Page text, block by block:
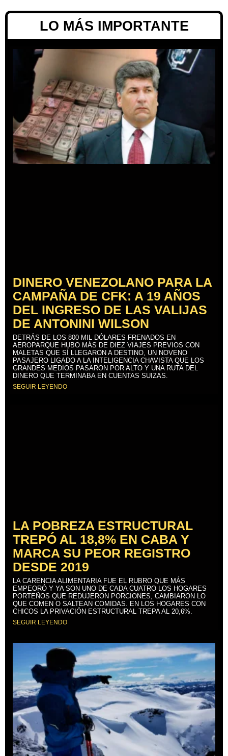
LO MÁS IMPORTANTE
DINERO VENEZOLANO PARA LA
CAMPAÑA DE CFK: A 19 AÑOS
DEL INGRESO DE LAS VALIJAS
DE ANTONINI WILSON
DETRÁS DE LOS 800 MIL DÓLARES FRENADOS EN
AEROPARQUE HUBO MÁS DE DIEZ VIAJES PREVIOS CON
MALETAS QUE SÍ LLEGARON A DESTINO, UN NOVENO
PASAJERO LIGADO A LA INTELIGENCIA CHAVISTA QUE LOS
GRANDES MEDIOS PASARON POR ALTO Y UNA RUTA DEL
DINERO QUE TERMINABA EN CUENTAS SUIZAS.
SEGUIR LEYENDO
LA POBREZA ESTRUCTURAL
TREPÓ AL 18,8% EN CABA Y
MARCA SU PEOR REGISTRO
DESDE 2019
LA CARENCIA ALIMENTARIA FUE EL RUBRO QUE MÁS
EMPEORÓ Y YA SON UNO DE CADA CUATRO LOS HOGARES
PORTEÑOS QUE REDUJERON PORCIONES, CAMBIARON LO
QUE COMEN O SALTEAN COMIDAS. EN LOS HOGARES CON
CHICOS LA PRIVACIÓN ESTRUCTURAL TREPA AL 20,6%.
SEGUIR LEYENDO